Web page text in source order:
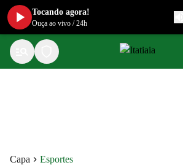
Capa Esportes
Tocando agora!
Ouça ao vivo /24h